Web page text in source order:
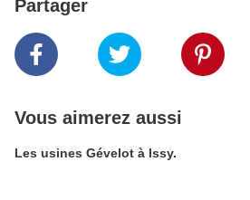
Partager
Vous aimerez aussi
Les usines Gévelot à Issy.